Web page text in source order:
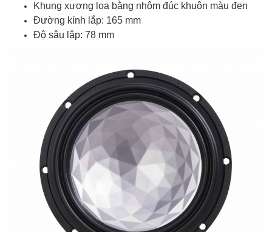
Khung xương loa bằng nhôm đúc khuôn màu đen
Đường kính lắp: 165 mm
Độ sâu lắp: 78 mm